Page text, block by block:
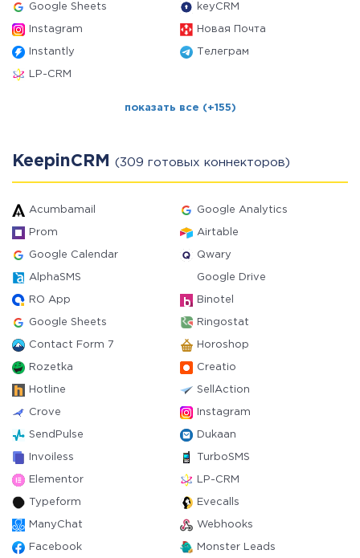
Google Sheets keyCRM
Instagram Новая Почта
Instantly Телеграм
LP-CRM
показать все (+155)
KeepinCRM (309 готовых коннекторов)
Acumbamail Google Analytics
Prom Airtable
Google Calendar Qwary
AlphaSMS Google Drive
RO App Binotel
Google Sheets Ringostat
Contact Form 7 Horoshop
Rozetka Creatio
Hotline SellAction
Crove Instagram
SendPulse Dukaan
Invoiless TurboSMS
Elementor LP-CRM
Typeform Evecalls
ManyChat Webhooks
Facebook Monster Leads